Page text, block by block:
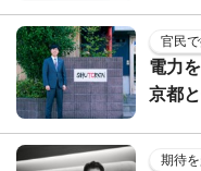
官民
電力
京都
期待